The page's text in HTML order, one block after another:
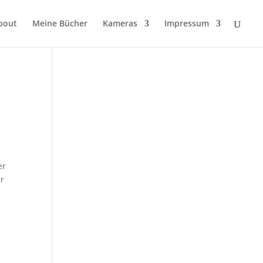
Meine Bücher Kameras Impressum